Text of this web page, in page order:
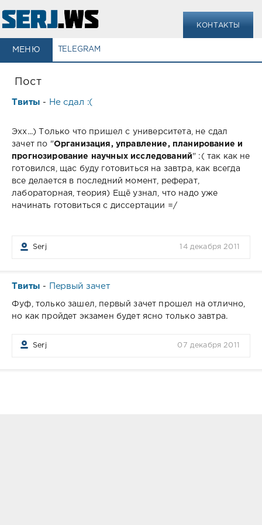
КОНТАКТЫ
МЕНЮ TELEGRAM
Пост
Твиты - Не сдал :(
Эхх...) Только что пришел с университета, не сдал
зачет по "Организация, управление, планирование и
прогнозирование научных исследований " :( так как не
готовился, щас буду готовиться на завтра, как всегда
все делается в последний момент, реферат,
лабораторная, теория) Ещё узнал, что надо уже
начинать готовиться с диссертации =/
Serj 14 декабря 2011
Твиты - Первый зачет
Фуф, только зашел, первый зачет прошел на отлично,
но как пройдет экзамен будет яcно только завтра.
Serj 07 декабря 2011